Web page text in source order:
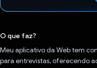
O que faz?
Meu aplicativo da Web tem
para entrevistas, oferecendo